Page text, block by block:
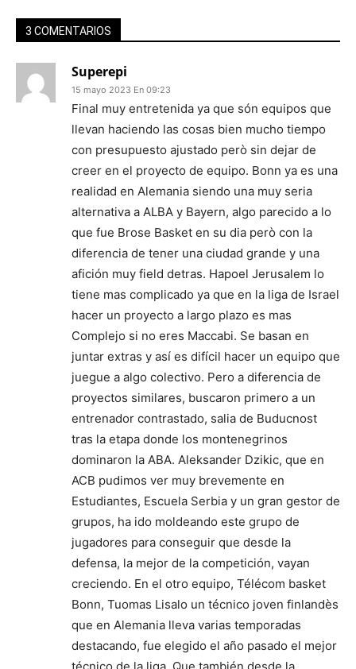
3 COMENTARIOS
Superepi
15 mayo 2023 En 09:23
Final muy entretenida ya que són equipos que
llevan haciendo las cosas bien mucho tiempo
con presupuesto ajustado però sin dejar de
creer en el proyecto de equipo. Bonn ya es una
realidad en Alemania siendo una muy seria
alternativa a ALBA y Bayern, algo parecido a lo
que fue Brose Basket en su dia però con la
diferencia de tener una ciudad grande y una
afición muy field detras. Hapoel Jerusalem lo
tiene mas complicado ya que en la liga de Israel
hacer un proyecto a largo plazo es mas
Complejo si no eres Maccabi. Se basan en
juntar extras y así es difícil hacer un equipo que
juegue a algo colectivo. Pero a diferencia de
proyectos similares, buscaron primero a un
entrenador contrastado, salia de Buducnost
tras la etapa donde los montenegrinos
dominaron la ABA. Aleksander Dzikic, que en
ACB pudimos ver muy brevemente en
Estudiantes, Escuela Serbia y un gran gestor de
grupos, ha ido moldeando este grupo de
jugadores para conseguir que desde la
defensa, la mejor de la competición, vayan
creciendo. En el otro equipo, Télécom basket
Bonn, Tuomas Lisalo un técnico joven finlandès
que en Alemania lleva varias temporadas
destacando, fue elegido el año pasado el mejor